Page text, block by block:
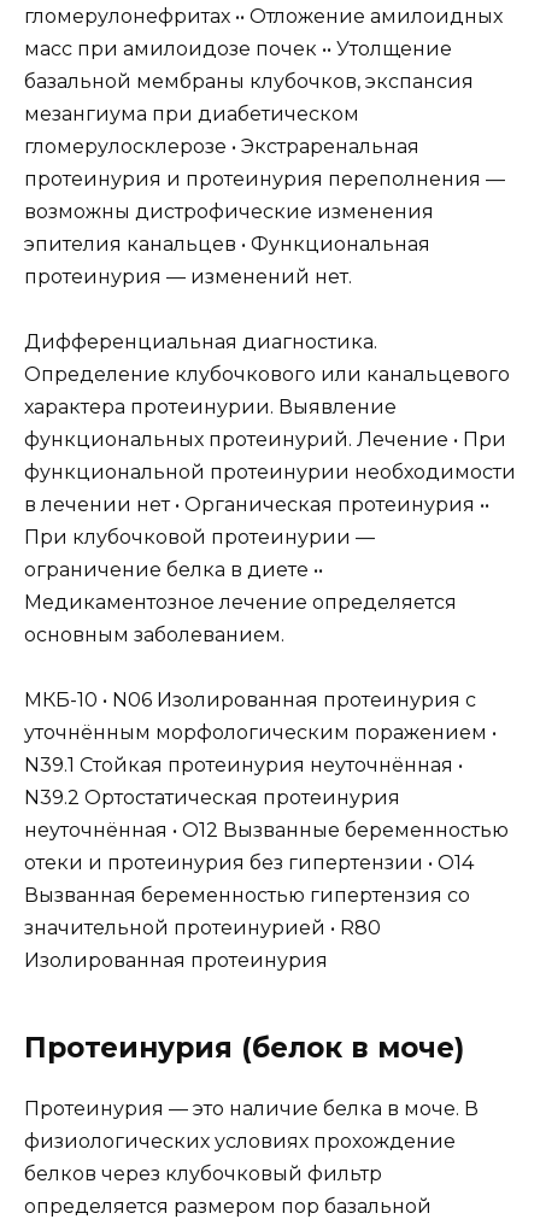
гломерулонефритах •• Отложение амилоидных
масс при амилоидозе почек •• Утолщение
базальной мембраны клубочков, экспансия
мезангиума при диабетическом
гломерулосклерозе • Экстраренальная
протеинурия и протеинурия переполнения —
возможны дистрофические изменения
эпителия канальцев • Функциональная
протеинурия — изменений нет.
Дифференциальная диагностика.
Определение клубочкового или канальцевого
характера протеинурии. Выявление
функциональных протеинурий. Лечение • При
функциональной протеинурии необходимости
в лечении нет • Органическая протеинурия ••
При клубочковой протеинурии —
ограничение белка в диете ••
Медикаментозное лечение определяется
основным заболеванием.
МКБ-10 • N06 Изолированная протеинурия с
уточнённым морфологическим поражением •
N39.1 Стойкая протеинурия неуточнённая •
N39.2 Ортостатическая протеинурия
неуточнённая • O12 Вызванные беременностью
отеки и протеинурия без гипертензии • O14
Вызванная беременностью гипертензия со
значительной протеинурией • R80
Изолированная протеинурия
Протеинурия (белок в моче)
Протеинурия — это наличие белка в моче. В
физиологических условиях прохождение
белков через клубочковый фильтр
определяется размером пор базальной